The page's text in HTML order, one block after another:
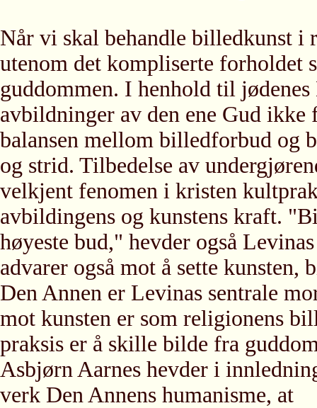
Når vi skal behandle billedkunst
utenom det kompliserte forholdet
guddommen. I henhold til
avbildninger av den ene Gud
balansen mellom billedforbud og
og strid. Tilbedelse av
velkjent fenomen i kristen
avbildingens og kunstens kraft.
høyeste bud," hevder også
advarer også mot å sette kunsten,
Den Annen er Levinas sentrale
mot kunsten er som religionens
praksis er å skille bilde fra
Asbjørn Aarnes hevder i
verk Den Annens humanisme, at